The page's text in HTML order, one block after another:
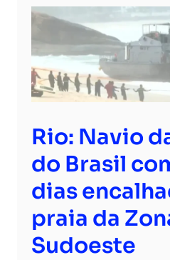
Rio: Navio
do Brasil
dias
praia da
Sudoeste